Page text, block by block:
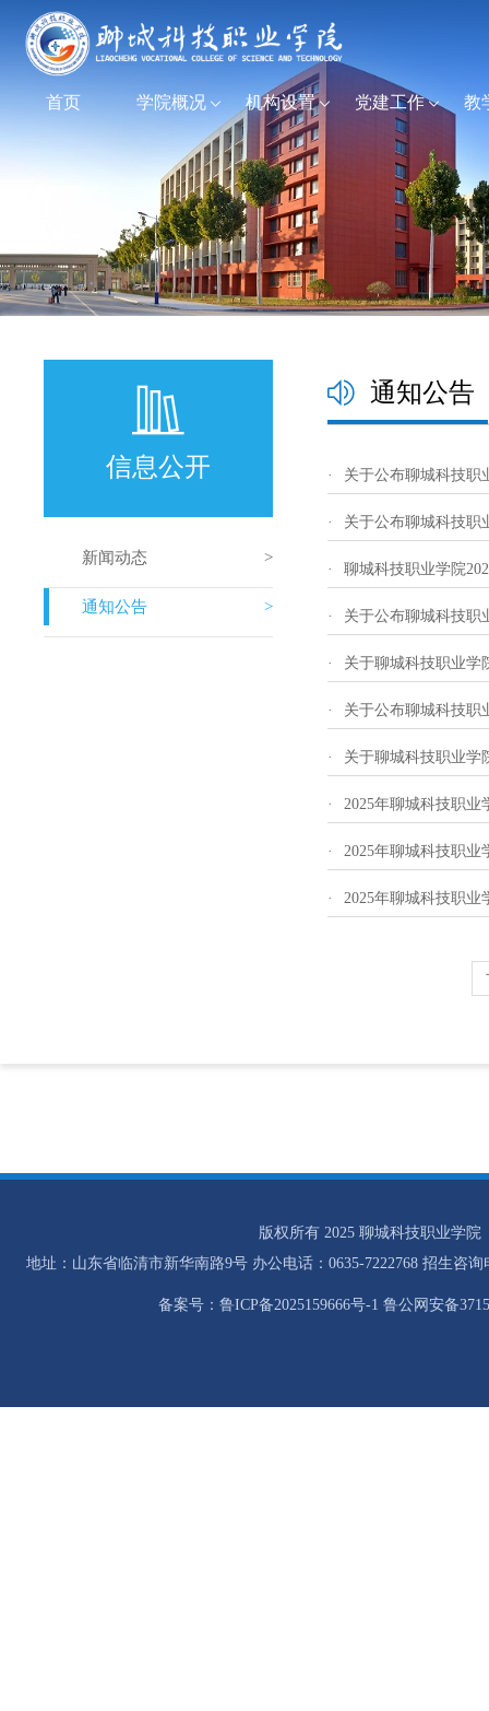
首页 学院概况 机构设置 党建工作 教
信息公开
新闻动态
通知公告
通知公告
· 关于公布聊城科技职
· 关于公布聊城科技职
· 聊城科技职业学院
· 关于公布聊城科技职
· 关于聊城科技职业学
· 关于公布聊城科技职
· 关于聊城科技职业学
· 2025年聊城科技职业
· 2025年聊城科技职业
· 2025年聊城科技职业
版权所有 2025 聊城科技职业学院
地址：山东省临清市新华南路9号 办公电话：0635-7222768 招生咨询
备案号：鲁ICP备2025159666号-1 鲁公网安备